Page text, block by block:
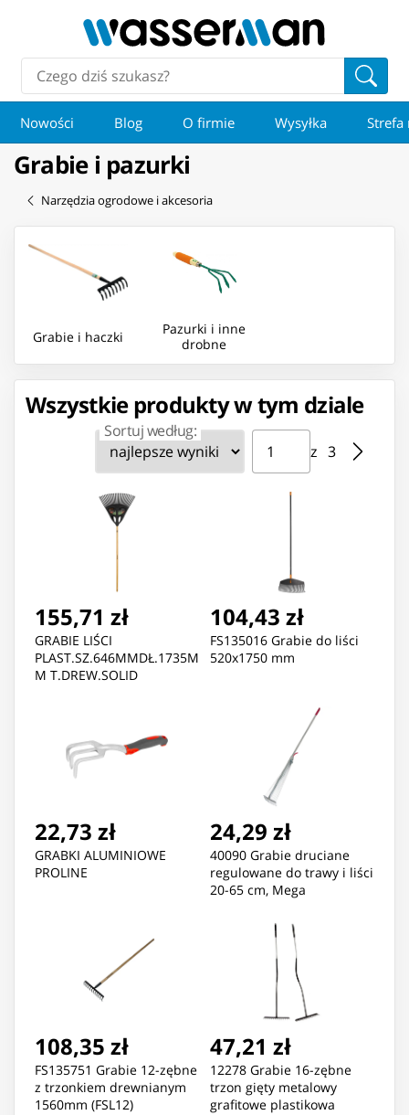
Nowości Blog O firmie Wysyłka Strefa
Grabie i pazurki
Narzędzia ogrodowe i akcesoria
Grabie i haczki
Pazurki i inne
drobne
Wszystkie produkty w tym dziale
Sortuj według: Strona ⁨1⁩ z ⁨3⁩
z ⁨3⁩
Przejdź do strony
155,71 zł
GRABIE LIŚCI
PLAST.SZ.646MMDŁ.1735M
M T.DREW.SOLID
104,43 zł
FS135016 Grabie do liści
520x1750 mm
22,73 zł
GRABKI ALUMINIOWE
PROLINE
24,29 zł
40090 Grabie druciane
regulowane do trawy i liści
20-65 cm, Mega
108,35 zł
FS135751 Grabie 12-zębne
z trzonkiem drewnianym
1560mm (FSL12)
47,21 zł
12278 Grabie 16-zębne
trzon gięty metalowy
grafitowe plastikowa